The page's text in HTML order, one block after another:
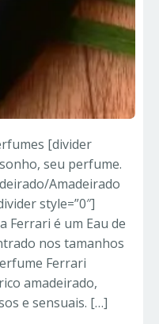
[divider
seu perfume.
Amadeirado
style=”0″]
Ferrari é um Eau de
nos tamanhos
Ferrari
amadeirado,
e sensuais. […]